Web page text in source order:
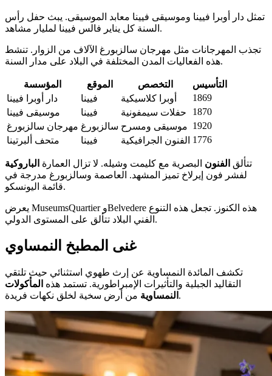
تمثل دار أوبرا فيينا وموسيقى فيينا معابد الموسيقى. يبث حفل رأس
السنة كل يناير فالس فيينا لمليار مشاهد.
تجذب المهرجانات مثل مهرجان سالزبورغ الآلاف من الزوار. تنشط
هذه الفعاليات المدن المختلفة في البلاد على مدار السنة.
المؤسسة الموقع التخصص
التأسيس
دار أوبرا فيينا
فيينا أوبرا كلاسيكية
1869
موسيقى فيينا
فيينا حفلات سيمفونية
1870
مهرجان سالزبورغ سالزبورغ موسيقى ومسرح 1920
متحف ألبرتينا
فيينا الفنون الجرافيكية 1776
تتألق الفنون البصرية مع كليمت وشيله. لا تزال العمارة الباروكية
لفشر فون إيرلاخ تميز المشهد. العاصمة وسالزبورغ مدرجة في
قائمة اليونسكو.
يعرض MuseumsQuartier وBelvedere هذه الكنوز. تجعل هذه التنوع
الفني البلاد تتألق على المستوى الدولي.
غنى المطبخ النمساوي
تكشف المائدة النمساوية عن إرث طهوي استثنائي حيث تلتقي
التقاليد الجبلية والتأثيرات الإمبراطورية. تستمد هذه المأكولات
النمساوية من أرض سخية لخلق نكهات فريدة.